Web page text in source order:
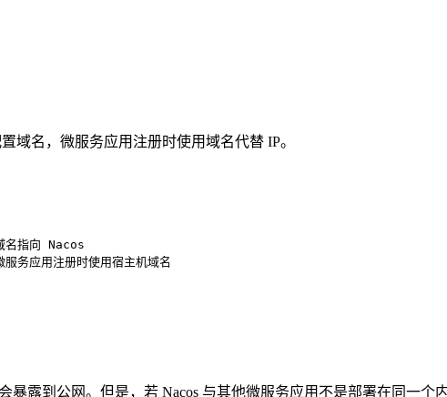
域名，微服务应用注册时使用域名代替 IP。
名指向 Nacos
务应用注册时使用宿主机域名
露到公网。但是，若 Nacos 与其他微服务应用不是部署在同一个